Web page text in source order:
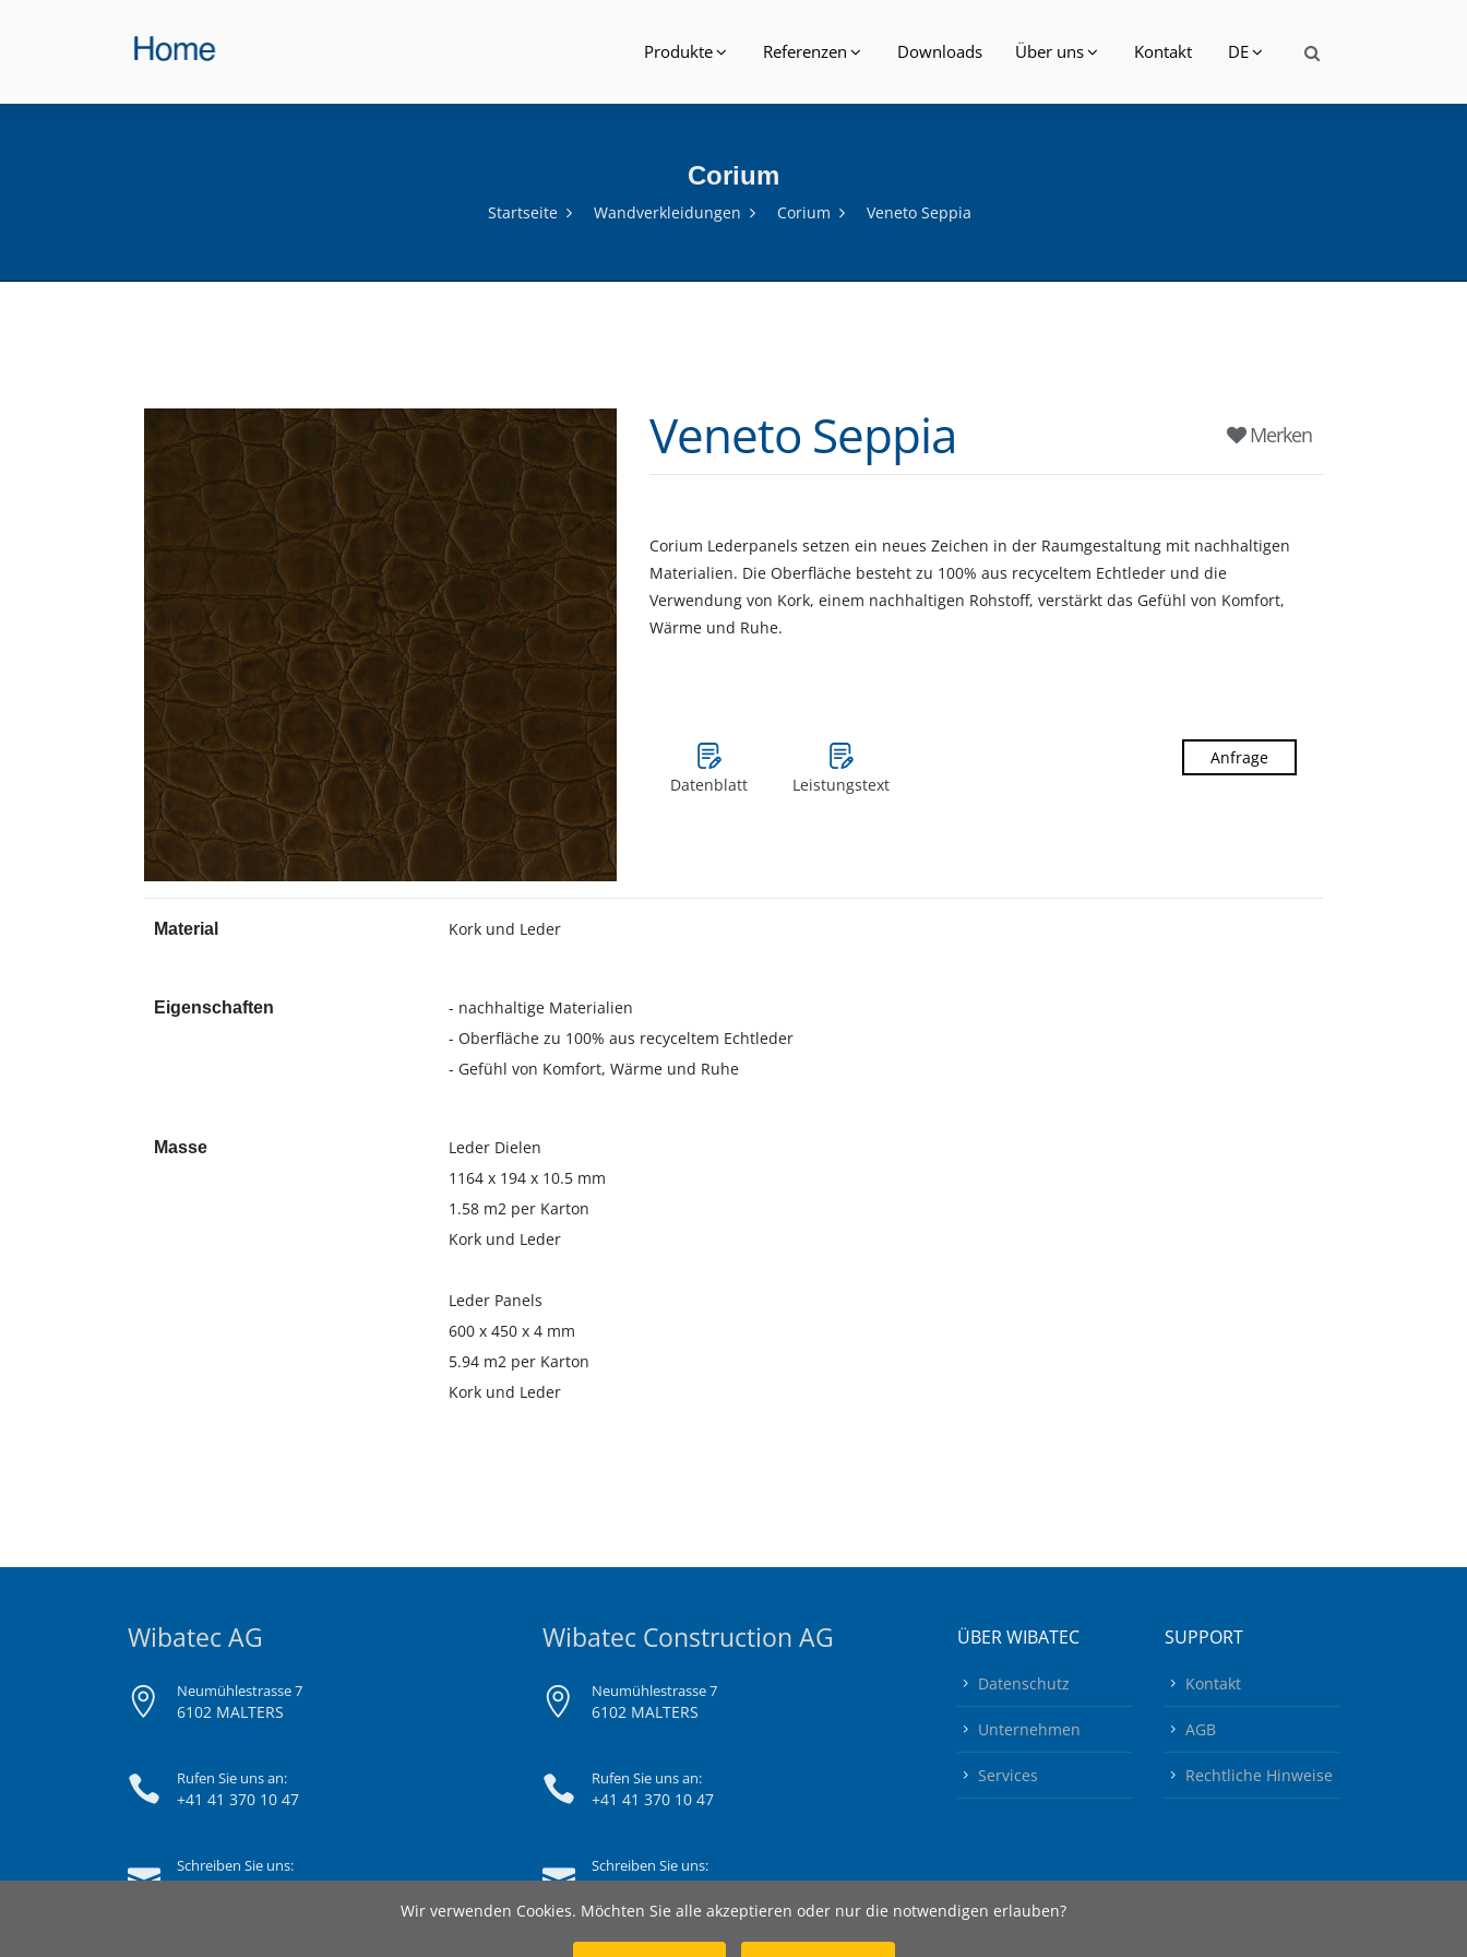
Produkte Referenzen Downloads Über uns Kontakt DE
Corium
Startseite Wandverkleidungen Corium Veneto Seppia
Veneto Seppia Merken
Corium Lederpanels setzen ein neues Zeichen in der Raumgestaltung mit nachhaltigen
Materialien. Die Oberfläche besteht zu 100% aus recyceltem Echtleder und die
Verwendung von Kork, einem nachhaltigen Rohstoff, verstärkt das Gefühl von Komfort,
Wärme und Ruhe.
Datenblatt Leistungstext
Anfrage
Material Kork und Leder
Eigenschaften
- nachhaltige Materialien
- Oberfläche zu 100% aus recyceltem Echtleder
- Gefühl von Komfort, Wärme und Ruhe
Masse
Leder Dielen
1164 x 194 x 10.5 mm
1.58 m2 per Karton
Kork und Leder
Leder Panels
600 x 450 x 4 mm
5.94 m2 per Karton
Kork und Leder
Wibatec AG
Neumühlestrasse 7
6102 MALTERS
Rufen Sie uns an:
+41 41 370 10 47
Schreiben Sie uns:
info@wibatec.ch
Wibatec Construction AG
Neumühlestrasse 7
6102 MALTERS
Rufen Sie uns an:
+41 41 370 10 47
Schreiben Sie uns:
info@wibatec-construction.ch
ÜBER WIBATEC
Datenschutz
Unternehmen
Services
SUPPORT
Kontakt
AGB
Rechtliche Hinweise
Wir verwenden Cookies. Möchten Sie alle akzeptieren oder nur die notwendigen erlauben?